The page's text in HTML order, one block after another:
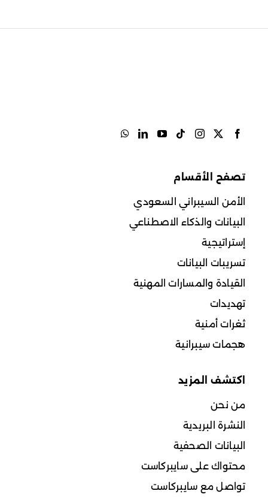
تصفح الأقسام
الأمن السيبراني السعودي
البيانات والذكاء الاصطناعي
إستراتيجية
تسريبات البيانات
القيادة والمسارات المهنية
تهديدات
ثغرات أمنية
هجمات سيبرانية
اكتشف المزيد
من نحن
النشرة البريدية
البيانات الصحفية
محتواك على سايبركاست
تواصل مع سايبركاست